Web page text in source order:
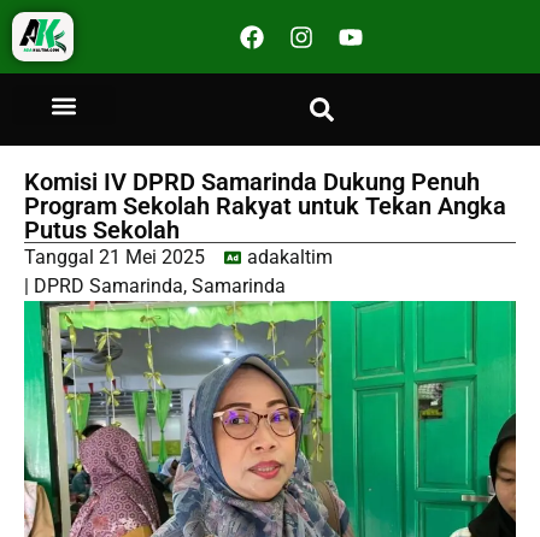
Komisi IV DPRD Samarinda Dukung Penuh
Program Sekolah Rakyat untuk Tekan Angka
Putus Sekolah
Tanggal 21 Mei 2025
adakaltim
DPRD Samarinda, Samarinda